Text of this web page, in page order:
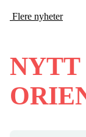
Flere nyheter
NYTT